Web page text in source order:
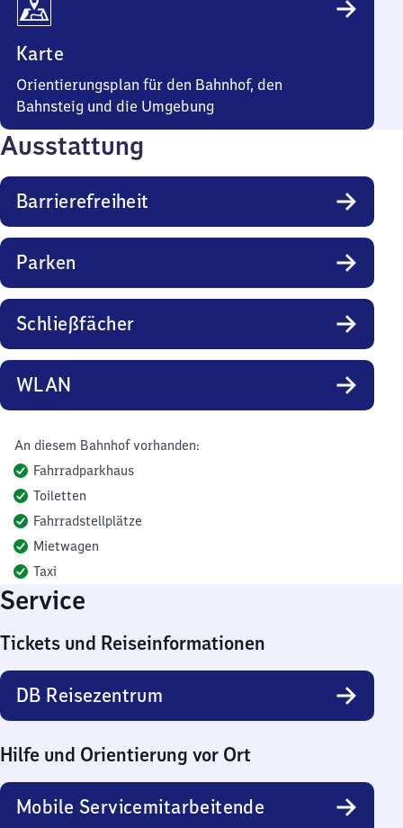
Karte
Orientierungsplan für den Bahnhof, den
Bahnsteig und die Umgebung
Ausstattung
Barrierefreiheit
Parken
Schließfächer
WLAN
An diesem Bahnhof vorhanden:
Fahrradparkhaus
Toiletten
Fahrradstellplätze
Mietwagen
Taxi
Service
Tickets und Reiseinformationen
DB Reisezentrum
Hilfe und Orientierung vor Ort
Mobile Servicemitarbeitende